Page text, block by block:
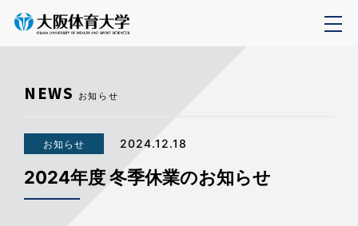
NEWS お知らせ
お知らせ 2024.12.18
2024年度 冬季休業のお知らせ